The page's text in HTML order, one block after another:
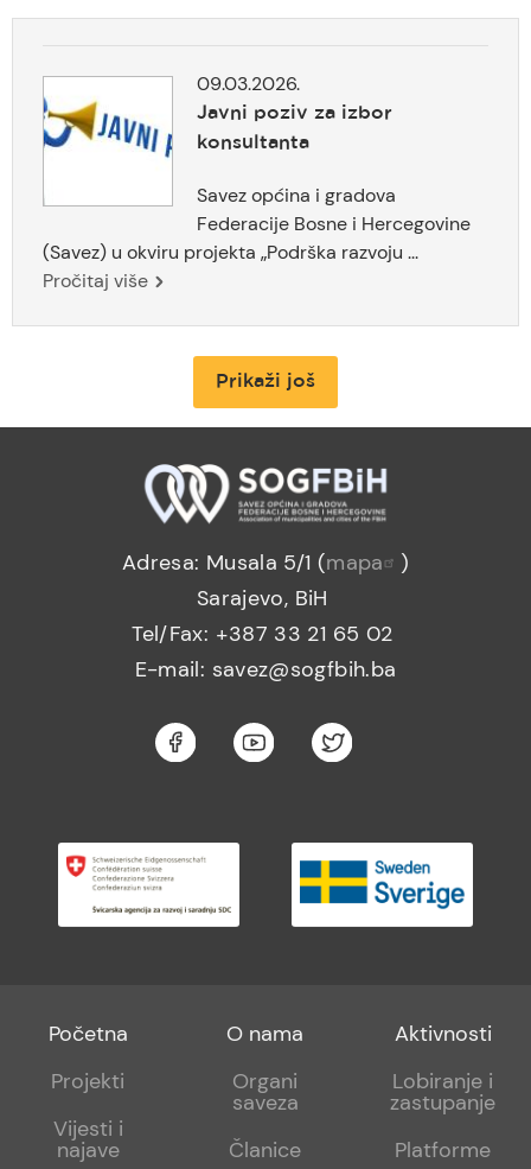
09.03.2026.
Javni poziv za izbor
konsultanta
Savez općina i gradova
Federacije Bosne i Hercegovine
(Savez) u okviru projekta „Podrška razvoju ...
Pročitaj više
Prikaži još
Adresa: Musala 5/1 (mapa
)
Sarajevo, BiH
Tel/Fax: +387 33 21 65 02
E-mail: savez@sogfbih.ba
Footer
menu
Početna
Projekti
Vijesti i
najave
Footer
sub
O nama
Organi
saveza
Članice
Footer
sub
Aktivnosti
Lobiranje i
zastupanje
Platforme